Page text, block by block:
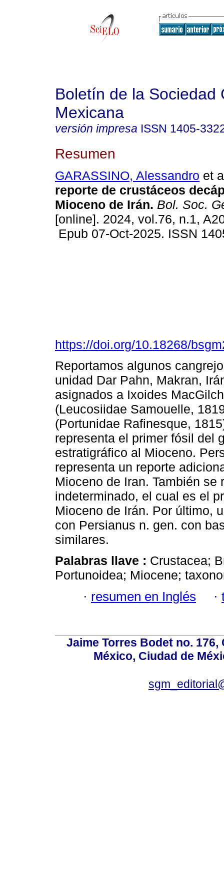
Boletín de la Sociedad
Mexicana
versión impresa ISSN 1405-
Resumen
GARASSINO, Alessandro et
reporte de crustáceos
Mioceno de Irán. Bol. Soc.
[online]. 2024, vol.76, n.1,
Epub 07-Oct-2025. ISSN
https://doi.org/10.18268/
Reportamos algunos
unidad Dar Pahn, Makran,
asignados a Ixoides
(Leucosiidae Samouelle,
(Portunidae Rafinesque,
representa el primer fósil del
estratigráfico al Mioceno.
representa un reporte
Mioceno de Iran. También
indeterminado, el cual es el
Mioceno de Irán. Por último,
con Persianus n. gen. con
similares.
Palabras llave : Crustacea;
Portunoidea; Miocene;
· resumen en Inglés ·
Jaime Torres Bodet no. 176,
México, Ciudad de